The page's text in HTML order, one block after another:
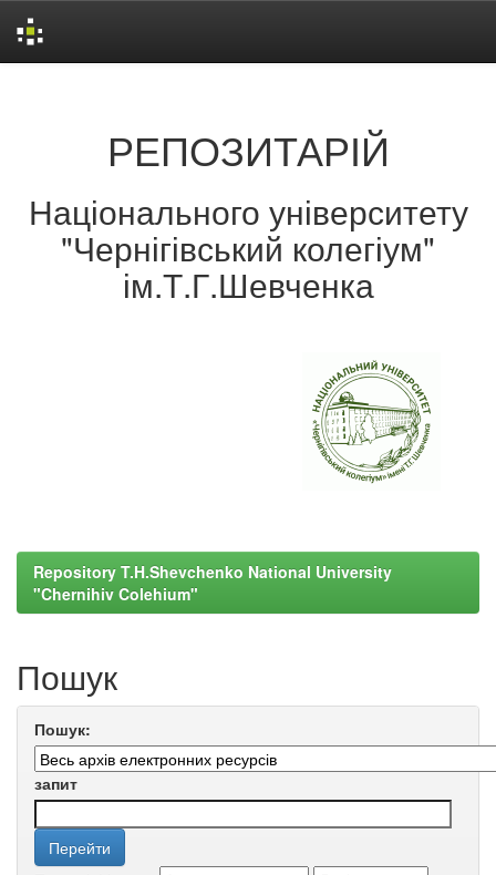
РЕПОЗИТАРІЙ
Національного університету
"Чернігівський колегіум"
ім.Т.Г.Шевченка
Repository T.H.Shevchenko National University
"Chernihiv Colehium"
Пошук
Пошук:
запит